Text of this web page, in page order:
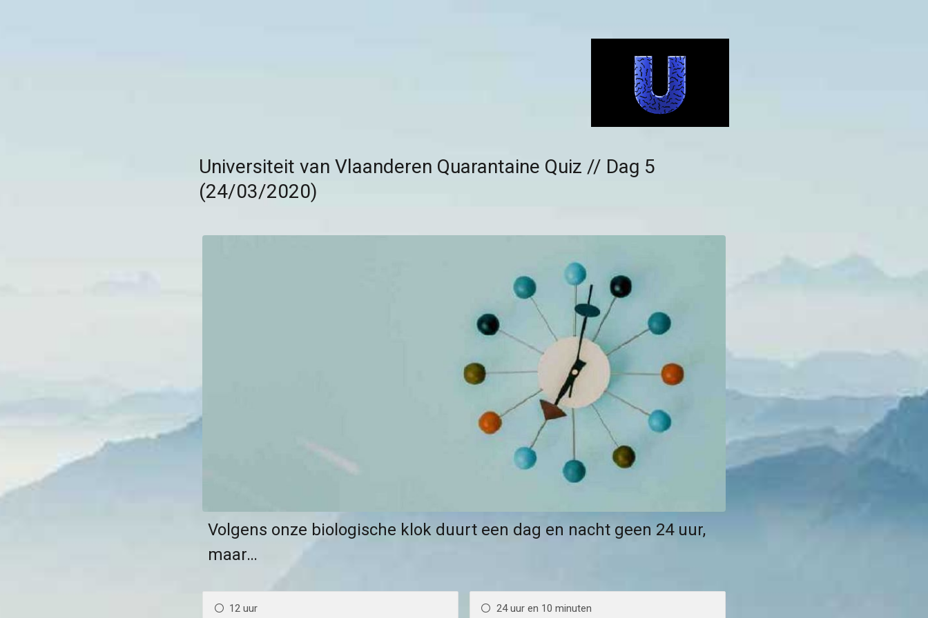
Universiteit van Vlaanderen Quarantaine Quiz // Dag 5
(24/03/2020)
Volgens onze biologische klok duurt een dag en nacht geen 24 uur,
maar…
12 uur 24 uur en 10 minuten